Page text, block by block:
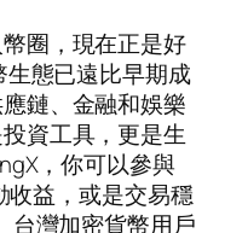
圈，現在正是好
態已遠比早期成
鏈、金融和娛樂
資工具，更是生
，你可以參與
收益，或是交易穩
台灣加密貨幣用戶